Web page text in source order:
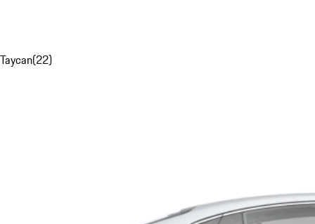
Taycan(22)